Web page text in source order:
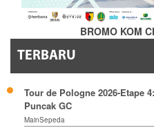
BROMO KOM
TERBARU
Tour de Pologne 2026-Etape
Puncak GC
MainSepeda